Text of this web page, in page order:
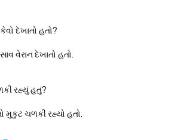
દેખાતો હતો?
વેરાન દેખાતો હતો.
રહ્યું હતું?
મુકુટ ચળકી રહ્યો હતો.